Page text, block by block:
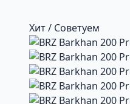
Хит / Советуем